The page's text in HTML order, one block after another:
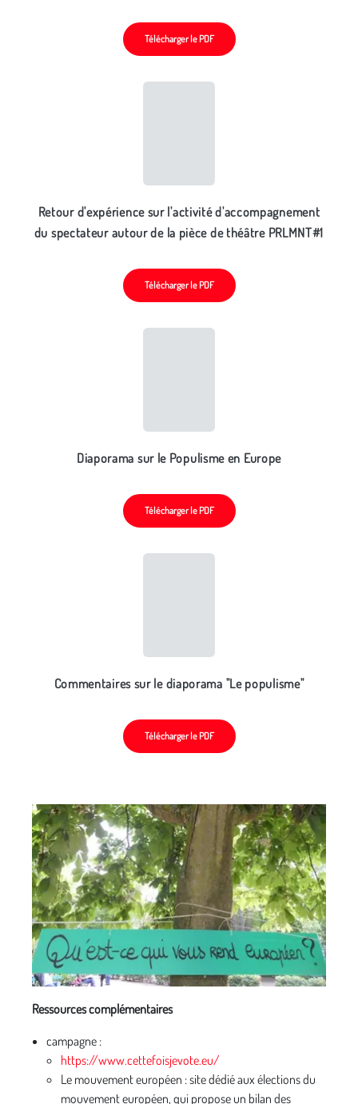
Télécharger le PDF
Retour d'expérience sur l'activité d'accompagnement
du spectateur autour de la pièce de théâtre PRLMNT#1
Télécharger le PDF
Diaporama sur le Populisme en Europe
Télécharger le PDF
Commentaires sur le diaporama "Le populisme"
Télécharger le PDF
Ressources complémentaires
campagne :
https://www.cettefoisjevote.eu/
Le mouvement européen : site dédié aux élections du
mouvement européen, qui propose un bilan des